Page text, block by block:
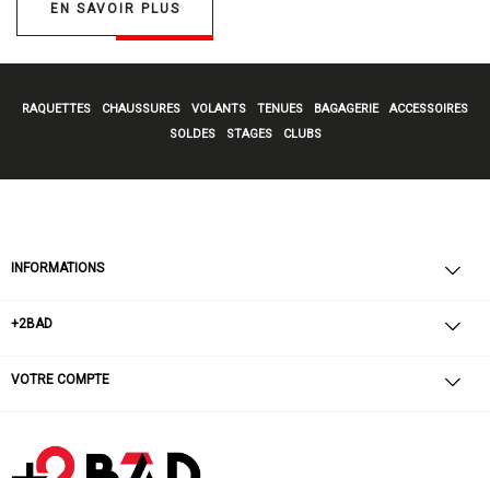
EN SAVOIR PLUS
RAQUETTES CHAUSSURES VOLANTS TENUES BAGAGERIE
ACCESSOIRES
SOLDES
STAGES CLUBS
INFORMATIONS
+2BAD
VOTRE COMPTE